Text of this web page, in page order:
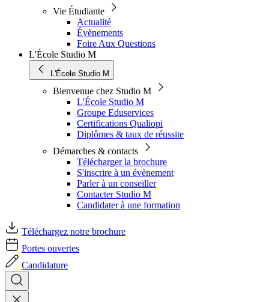
Vie Étudiante
Actualité
Évènements
Foire Aux Questions
L'École Studio M
L'École Studio M
Bienvenue chez Studio M
L'École Studio M
Groupe Eduservices
Certifications Qualiopi
Diplômes & taux de réussite
Démarches & contacts
Télécharger la brochure
S'inscrire à un évènement
Parler à un conseiller
Contacter Studio M
Candidater à une formation
Téléchargez notre brochure
Portes ouvertes
Candidature